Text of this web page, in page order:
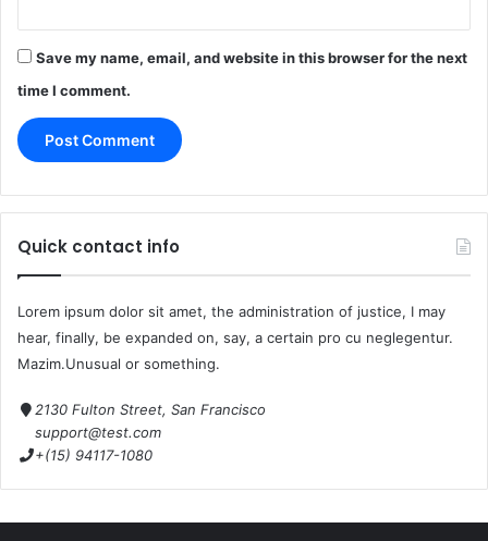
Save my name, email, and website in this browser for the next
time I comment.
Quick contact info
Lorem ipsum dolor sit amet, the administration of justice, I may
hear, finally, be expanded on, say, a certain pro cu neglegentur.
Mazim.Unusual or something.
2130 Fulton Street, San Francisco
support@test.com
+(15) 94117-1080